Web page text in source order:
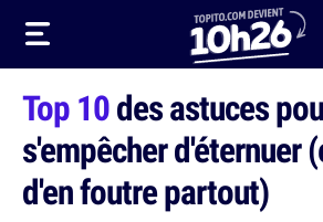
Top 10des astuces
s'empêcher d'éternuer
d'en foutre partout)